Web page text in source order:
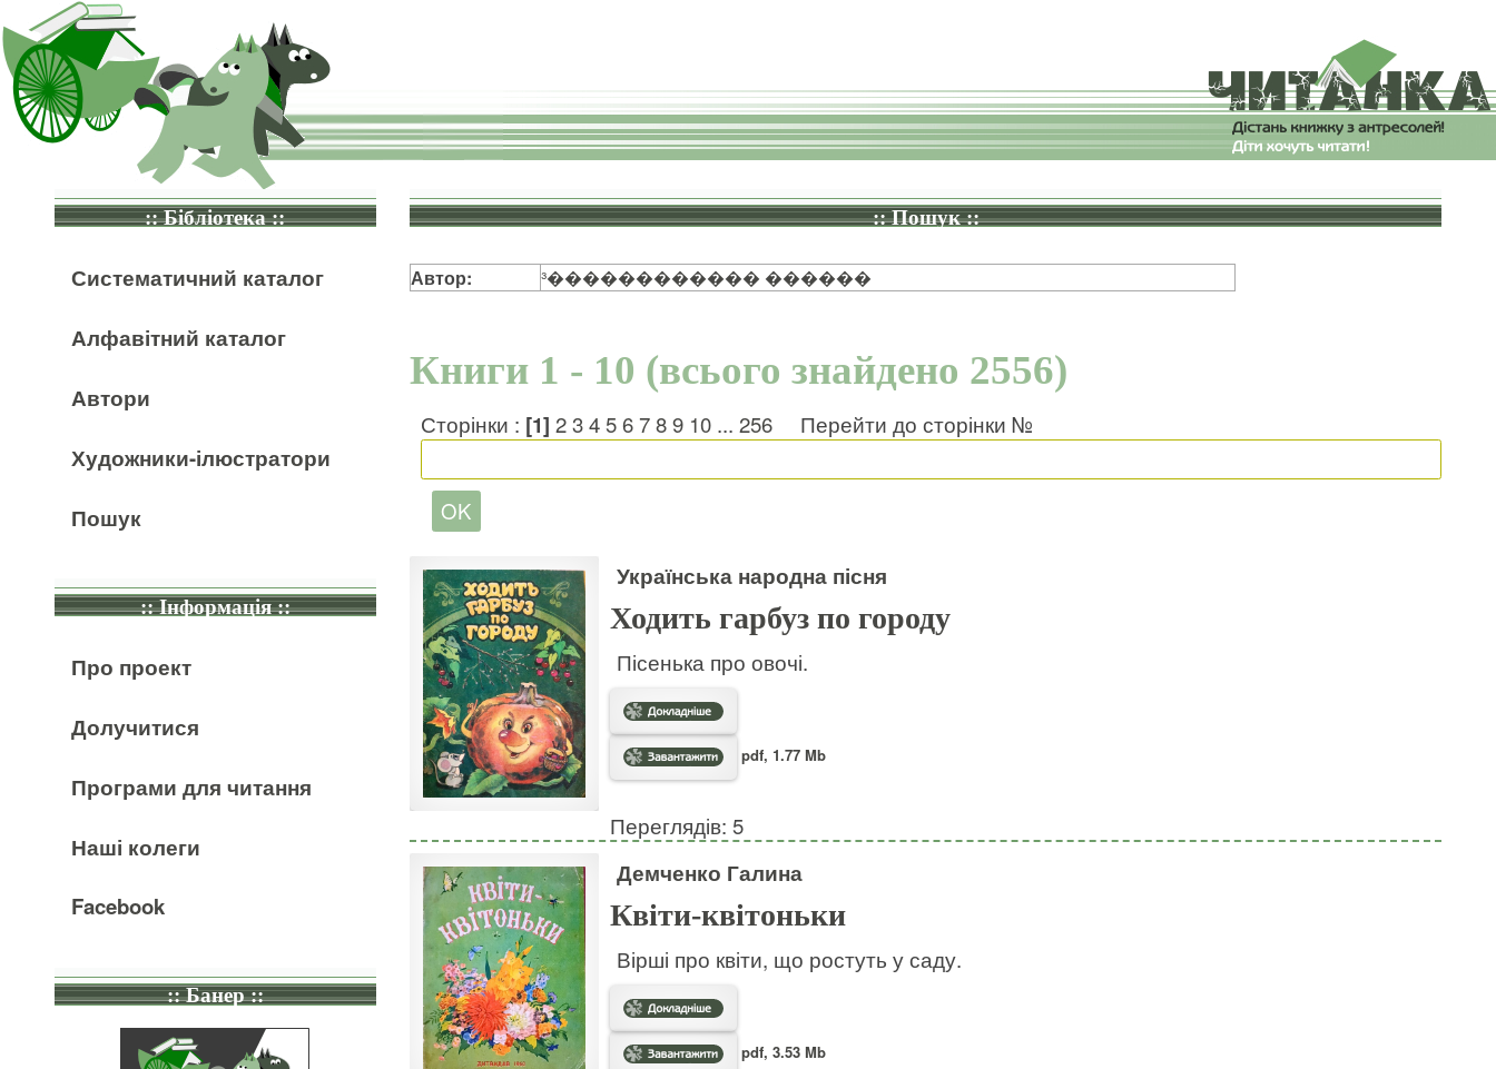
:: Бібліотека ::
Систематичний каталог
Алфавітний каталог
Автори
Художники-ілюстратори
Пошук
:: Інформація ::
Про проект
Долучитися
Програми для читання
Наші колеги
Facebook
:: Банер ::
:: Пошук ::
Автор: ³������������ ������
Книги 1 - 10 (всього знайдено 2556)
Сторінки : [1] 2 3 4 5 6 7 8 9 10... 256 Перейти до сторінки №
Українська народна пісня
Ходить гарбуз по городу
Пісенька про овочі.
pdf, 1.77 Mb
Переглядів: 5
Демченко Галина
Квіти-квітоньки
Вірші про квіти, що ростуть у саду.
pdf, 3.53 Mb